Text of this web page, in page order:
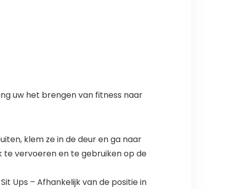
uw het brengen van fitness naar
klem ze in de deur en ga naar
te vervoeren en te gebruiken op de
Ups – Afhankelijk van de positie in